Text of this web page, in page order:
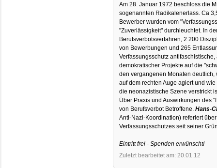
Am 28. Januar 1972 beschloss die
sogenannten Radikalenerlass. Ca
Bewerber wurden vom
"Zuverlässigkeit" durchleuchtet. In
Berufsverbotsverfahren, 2 200
von Bewerbungen und 265
Verfassungsschutz
demokratischer Projekte auf die
den vergangenen Monaten
auf dem rechten Auge agiert und
die neonazistische Szene verstrickt
Über Praxis und Auswirkungen des
von Berufsverbot Betroffene.Hans-
Anti-Nazi-Koordination) referiert
Verfassungsschutzes seit seiner
Eintritt frei - Spenden erwünscht!
Zuletzt bearbeitet am: 20.01.12